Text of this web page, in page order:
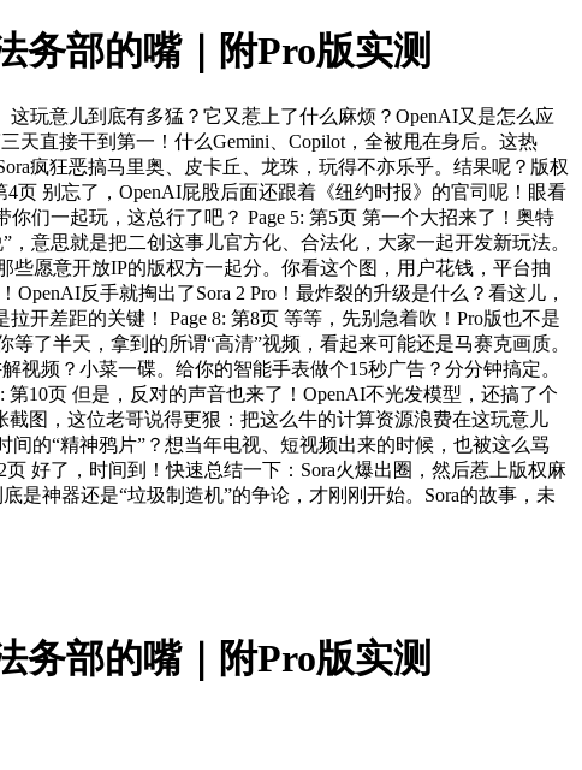
务部的嘴｜附Pro版实测
这玩意儿到底有多猛？它又惹上了什么麻烦？OpenAI又是怎么应
天直接干到第一！什么Gemini、Copilot，全被甩在身后。这热
疯狂恶搞马里奥、皮卡丘、龙珠，玩得不亦乐乎。结果呢？版权
页 别忘了，OpenAI屁股后面还跟着《纽约时报》的官司呢！眼看
们一起玩，这总行了吧？ Page 5: 第5页 第一个大招来了！奥特
意思就是把二创这事儿官方化、合法化，大家一起开发新玩法。
些愿意开放IP的版权方一起分。你看这个图，用户花钱，平台抽
反手就掏出了Sora 2 Pro！最炸裂的升级是什么？看这儿，
开差距的关键！ Page 8: 第8页 等等，先别急着吹！Pro版也不是
了半天，拿到的所谓“高清”视频，看起来可能还是马赛克画质。
视频？小菜一碟。给你的智能手表做个15秒广告？分分钟搞定。
10页 但是，反对的声音也来了！OpenAI不光发模型，还搞了个
图，这位老哥说得更狠：把这么牛的计算资源浪费在这玩意儿
间的“精神鸦片”？想当年电视、短视频出来的时候，也被这么骂
好了，时间到！快速总结一下：Sora火爆出圈，然后惹上版权麻
是神器还是“垃圾制造机”的争论，才刚刚开始。Sora的故事，未
务部的嘴｜附Pro版实测